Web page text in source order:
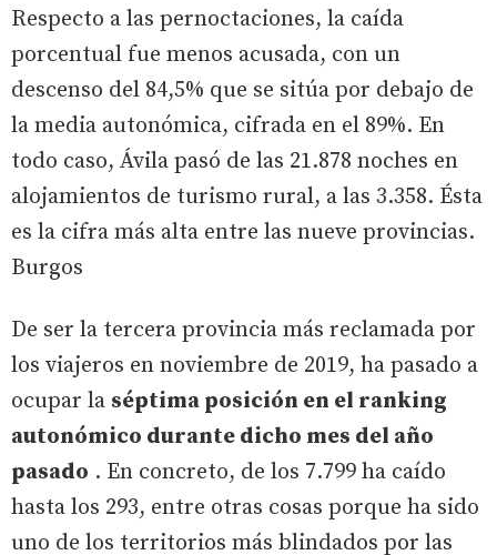
Respecto a las pernoctaciones, la caída
porcentual fue menos acusada, con un
descenso del 84,5% que se sitúa por debajo de
la media autonómica, cifrada en el 89%. En
todo caso, Ávila pasó de las 21.878 noches en
alojamientos de turismo rural, a las 3.358. Ésta
es la cifra más alta entre las nueve provincias.
Burgos
De ser la tercera provincia más reclamada por
los viajeros en noviembre de 2019, ha pasado a
ocupar la séptima posición en el ranking
autonómico durante dicho mes del año
pasado . En concreto, de los 7.799 ha caído
hasta los 293, entre otras cosas porque ha sido
uno de los territorios más blindados por las